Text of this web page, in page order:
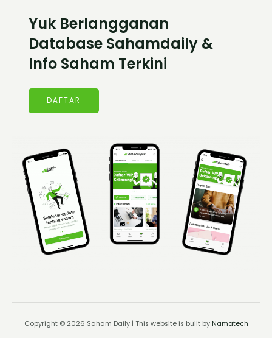
Yuk Berlangganan
Database Sahamdaily &
Info Saham Terkini
DAFTAR
Copyright © 2026 Saham Daily | This website is built by Namatech